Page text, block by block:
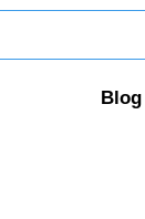
Blog